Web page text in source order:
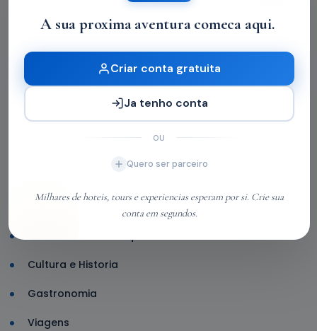
Veja onde estarão as unidades do
Sine Móvel nesta quinta-feira
Técnicas da semana no Liceu de
Ofícios Criativos vão do bordado em
fotografia ao espantalho junino
Cultura e Historia
Gastronomia
Viagens
A sua proxima aventura comeca aqui.|
Criar conta gratuita
Ja tenho conta
OU
Quero ser parceiro
Milhares de hoteis, tours e experiencias esperam por si. Crie sua
conta em segundos.